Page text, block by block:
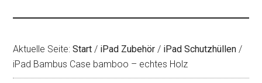
Aktuelle Seite:Start / iPad Zubehör / iPad Schutzhüllen /
iPad Bambus Case bamboo – echtes Holz